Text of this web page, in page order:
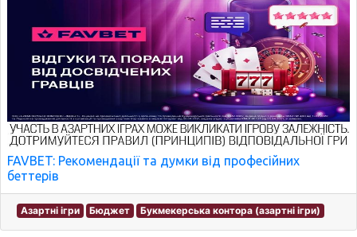
FAVBET: Рекомендації та думки від професійних
беттерів
Азартні ігри Бюджет Букмекерська контора (азартні ігри)